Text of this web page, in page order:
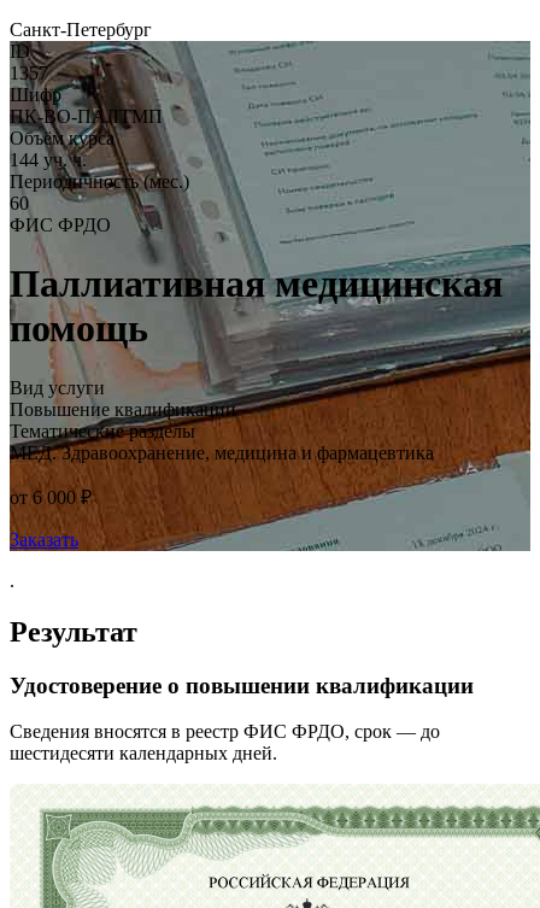
Санкт-Петербург
ID
1357
Шифр
ПК-ВО-ПАЛТМП
Объём курса
144 уч. ч.
Периодичность (мес.)
60
ФИС ФРДО
Паллиативная медицинская
помощь
Вид услуги
Повышение квалификации
Тематические разделы
МЕД. Здравоохранение, медицина и фармацевтика
от 6 000 ₽
Заказать
.
Результат
Удостоверение о повышении квалификации
Сведения вносятся в реестр ФИС ФРДО, срок — до
шестидесяти календарных дней.